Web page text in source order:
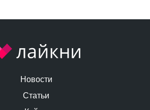
Новости
Статьи